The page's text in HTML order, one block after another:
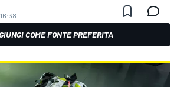
COME FONTE PREFERITA